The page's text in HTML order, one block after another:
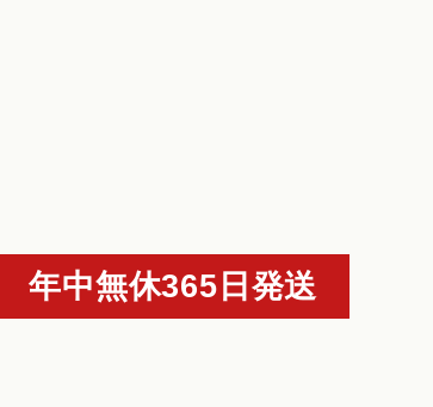
年中無休365日発送